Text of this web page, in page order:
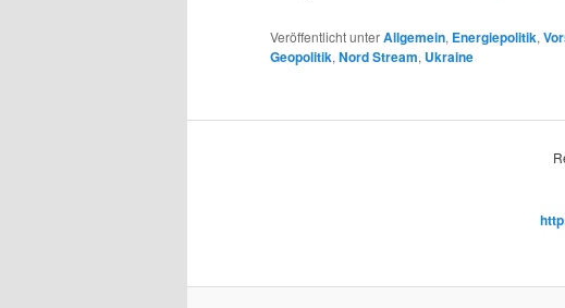
Veröffentlicht unterAllgemein, Energiepolitik,
Geopolitik, Nord Stream, Ukraine